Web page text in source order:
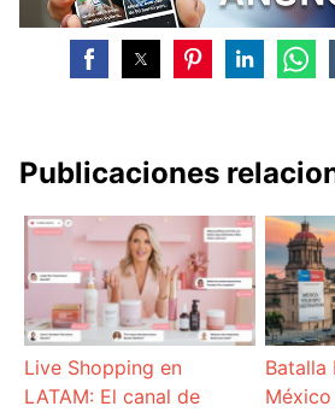
Publicaciones
Live Shopping en
LATAM: El canal de
Batalla